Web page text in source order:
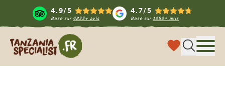
4.9/5
Basé sur 4833+ avis
4.7/5
Basé sur1252+ avis
Tanzania Specialist